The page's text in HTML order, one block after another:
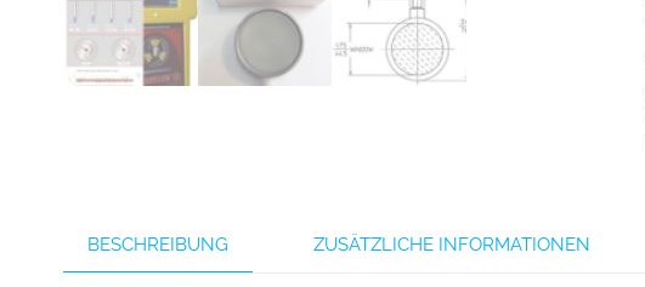
BESCHREIBUNG ZUSÄTZLICHE INFORMATIONEN